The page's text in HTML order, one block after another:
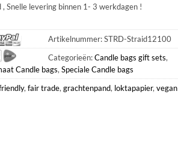
Snelle levering binnen 1- 3 werkdagen !
Artikelnummer:STRD-Straid12100
Categorieën:Candle bags gift sets,
Candle bags,Speciale Candle bags
,fair trade,grachtenpand, loktapapier,vegan